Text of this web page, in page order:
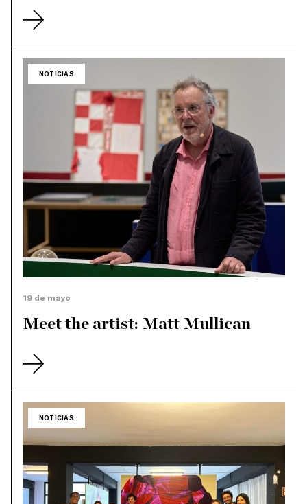
NOTICIAS
19 de mayo
Meet the artist: Matt Mullican
NOTICIAS